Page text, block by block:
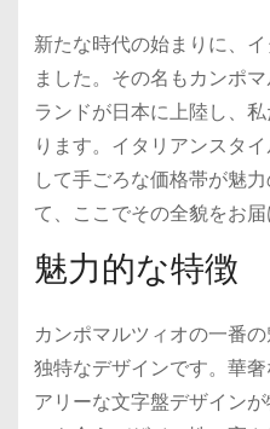
新たな時代の始まりに、
ました。その名もカンポ
ランドが日本に上陸し、
ります。イタリアンスタ
して手ごろな価格帯が魅
て、ここでその全貌をお届
魅力的な特徴
カンポマルツィオの一番
独特なデザインです。華
アリーな文字盤デザイン